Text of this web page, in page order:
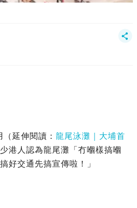
延伸閱讀： 龍尾泳灘｜大埔首
港人認為龍尾灘「冇嗰樣搞嗰
好交通先搞宣傳啦！」